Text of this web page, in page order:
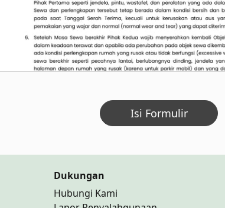
Isi Formulir
Dukungan
Hubungi Kami